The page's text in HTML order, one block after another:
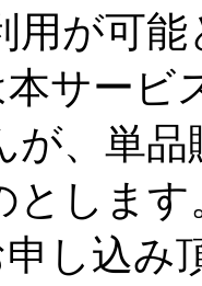
用が可
サービ
が、単
とします
し込み